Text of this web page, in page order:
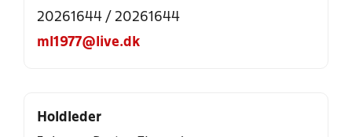
20261644 / 20261644
ml1977@live.dk
Holdleder